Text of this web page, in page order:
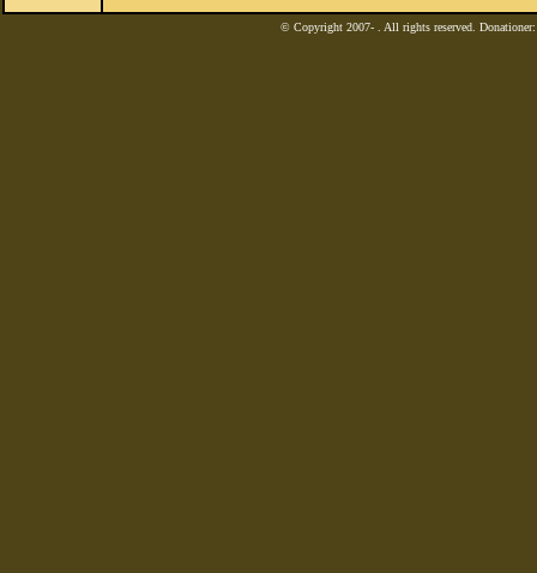
© Copyright 2007- . All rights reserved.